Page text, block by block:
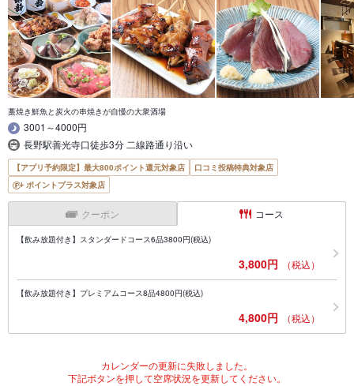
藁焼き鮮魚と炭火の串焼きが自慢の大衆酒場
3001～4000円
長野駅善光寺口徒歩3分 二線路通り沿い
【アプリ予約限定】最大800ポイント還元対象店
口コミ投稿特典対象店
ポイントプラス対象店
クーポン コース
【飲み放題付き】スタンダードコース6品3800円(税込)
3,800円 （税込）
【飲み放題付き】プレミアムコース8品4800円(税込)
4,800円 （税込）
カレンダーの更新に失敗しました。
下記ボタンを押して空席状況を更新してください。